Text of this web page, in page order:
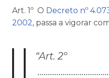
Art. 1º O Decreto nº
2002, passa a vigorar
“Art. 2º